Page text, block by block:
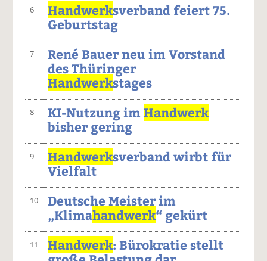
6 Handwerksverband feiert 75.
Geburtstag
7
René Bauer neu im Vorstand
des Thüringer
Handwerkstages
8 KI-Nutzung imHandwerk
bisher gering
9 Handwerksverband wirbt für
Vielfalt
10
Deutsche Meister im
„Klimahandwerk“ gekürt
11 Handwerk: Bürokratie stellt